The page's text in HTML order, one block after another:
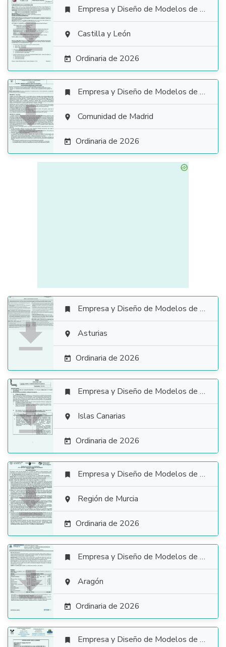

 Empresa y Diseño de Modelos de Negocio
 Castilla y León
 Ordinaria de 2026

 Empresa y Diseño de Modelos de Negocio
 Comunidad de Madrid
 Ordinaria de 2026

 Empresa y Diseño de Modelos de Negocio
 Asturias
 Ordinaria de 2026

 Empresa y Diseño de Modelos de Negocio
 Islas Canarias
 Ordinaria de 2026

 Empresa y Diseño de Modelos de Negocio
 Región de Murcia
 Ordinaria de 2026

 Empresa y Diseño de Modelos de Negocio
 Aragón
 Ordinaria de 2026
 Empresa y Diseño de Modelos de Negocio